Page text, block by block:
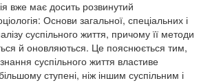
вже має досить розвинутий
Основи загальної, спеціальних і
суспільного життя, причому її методи
й оновляються. Це пояснюється тим,
суспільного життя властиве
ступені, ніж іншим суспільним і